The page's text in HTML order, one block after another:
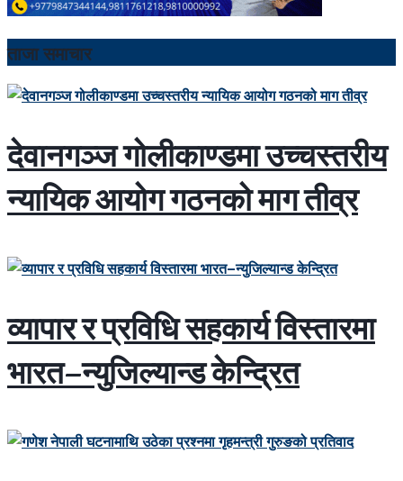
ताजा समाचार
देवानगञ्ज गोलीकाण्डमा उच्चस्तरीय
न्यायिक आयोग गठनको माग तीव्र
व्यापार र प्रविधि सहकार्य विस्तारमा
भारत–न्युजिल्यान्ड केन्द्रित